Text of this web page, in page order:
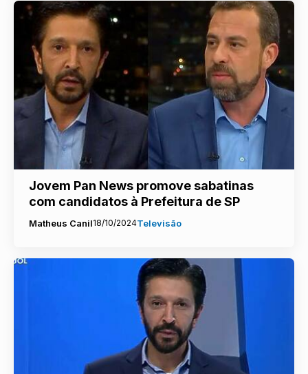
Jovem Pan News promove sabatinas
com candidatos à Prefeitura de SP
Matheus Canil18/10/2024Televisão